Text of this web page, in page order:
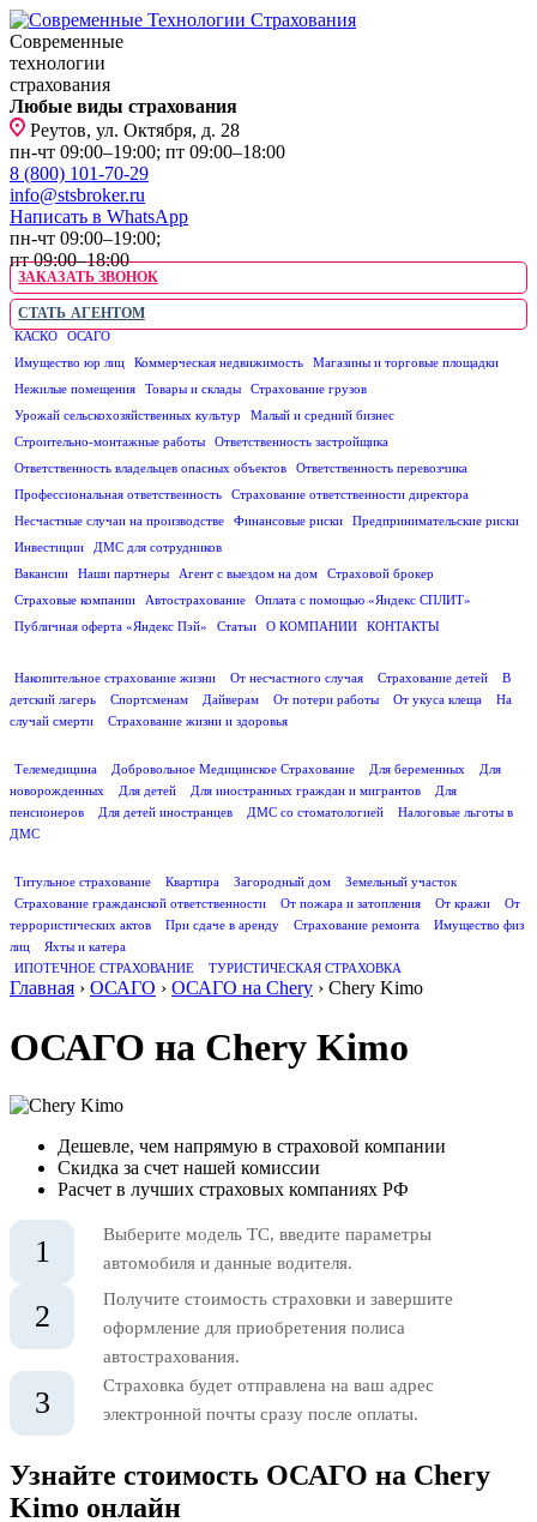
Современные
технологии
страхования
Любые виды страхования
Реутов, ул. Октября, д. 28
пн-чт 09:00–19:00; пт 09:00–18:00
8 (800) 101-70-29
info@stsbroker.ru
Написать в WhatsApp
пн-чт 09:00–19:00;
пт 09:00–18:00
ЗАКАЗАТЬ ЗВОНОК
СТАТЬ АГЕНТОМ
КАСКО ОСАГО
Имущество юр лиц
Коммерческая недвижимость
Магазины и торговые площадки
Нежилые помещения
Товары и склады
Страхование грузов
Урожай сельскохозяйственных культур
Малый и средний бизнес
Строительно-монтажные работы
Ответственность застройщика
Ответственность владельцев опасных объектов
Ответственность перевозчика
Профессиональная ответственность
Страхование ответственности директора
Несчастные случаи на производстве
Финансовые риски
Предпринимательские риски
Инвестиции
ДМС для сотрудников
Вакансии
Наши партнеры Агент с выездом на дом
Страховой брокер
Страховые компании
Автострахование
Оплата с помощью «Яндекс СПЛИТ»
Публичная оферта «Яндекс Пэй»
Статьи О КОМПАНИИ
КОНТАКТЫ
Накопительное страхование жизни
От несчастного случая Страхование детей
В
детский лагерь
Спортсменам Дайверам От потери работы От укуса клеща
На
случай смерти
Страхование жизни и здоровья
Телемедицина
Добровольное Медицинское Страхование Для беременных
Для
новорожденных
Для детей Для иностранных граждан и мигрантов
Для
пенсионеров
Для детей иностранцев ДМС со стоматологией
Налоговые льготы в
ДМС
Титульное страхование
Квартира Загородный дом
Земельный участок
Страхование гражданской ответственности
От пожара и затопления От кражи
От
террористических актов
При сдаче в аренду Страхование ремонта
Имущество физ
лиц
Яхты и катера
ИПОТЕЧНОЕ СТРАХОВАНИЕ
ТУРИСТИЧЕСКАЯ СТРАХОВКА
Главная › ОСАГО › ОСАГО на Chery › Chery Kimo
ОСАГО на Chery Kimo
Дешевле, чем напрямую в страховой компании
Скидка за счет нашей комиссии
Расчет в лучших страховых компаниях РФ
1
Выберите модель ТС, введите параметры
автомобиля и данные водителя.
2
Получите стоимость страховки и завершите
оформление для приобретения полиса
автострахования.
3
Страховка будет отправлена на ваш адрес
электронной почты сразу после оплаты.
Узнайте стоимость ОСАГО на Chery
Kimo онлайн